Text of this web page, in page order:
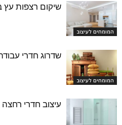
המומחים לעיצוב
שיקום רצפות עץ
המומחים לעיצוב
שדרוג חדרי
עיצוב חדרי